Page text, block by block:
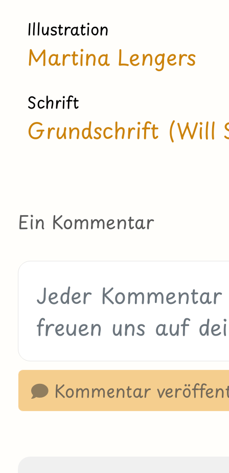
Illustration
Martina Lengers
Schrift
Grundschrift (Will
Ein Kommentar
Kommentar